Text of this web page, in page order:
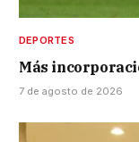
DEPORTES
Más
7 de agosto de 2026